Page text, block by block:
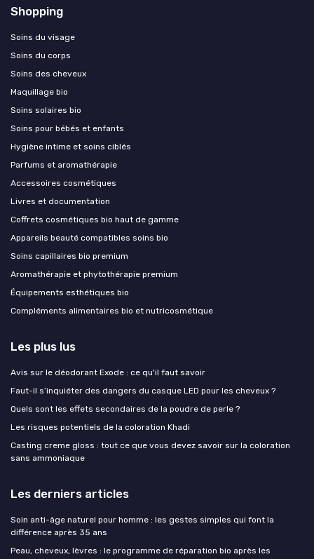
Shopping
Soins du visage
Soins du corps
Soins des cheveux
Maquillage bio
Soins solaires bio
Soins pour bébés et enfants
Hygiène intime et soins ciblés
Parfums et aromathérapie
Accessoires cosmétiques
Livres et documentation
Coffrets cosmétiques bio haut de gamme
Appareils beauté compatibles soins bio
Soins capillaires bio premium
Aromathérapie et phytothérapie premium
Équipements esthétiques bio
Compléments alimentaires bio et nutricosmétique
Les plus lus
Avis sur le déodorant Exode : ce qu'il faut savoir
Faut-il s’inquiéter des dangers du casque LED pour les cheveux ?
Quels sont les effets secondaires de la poudre de perle ?
Les risques potentiels de la coloration Khadi
Casting creme gloss : tout ce que vous devez savoir sur la coloration
sans ammoniaque
Les derniers articles
Soin anti-âge naturel pour homme : les gestes simples qui font la
différence après 35 ans
Peau, cheveux, lèvres : le programme de réparation bio après les